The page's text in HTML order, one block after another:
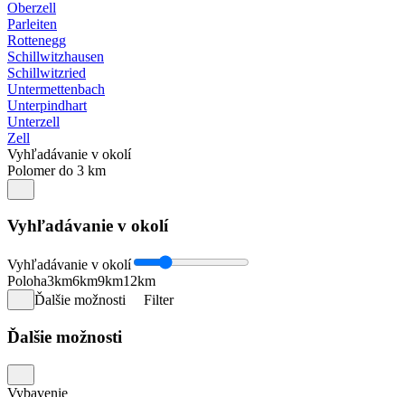
Oberzell
Parleiten
Rottenegg
Schillwitzhausen
Schillwitzried
Untermettenbach
Unterpindhart
Unterzell
Zell
Vyhľadávanie v okolí
Polomer do 3 km
Vyhľadávanie v okolí
Vyhľadávanie v okolí
Poloha3km6km9km12km
Ďalšie možnosti
Filter
Ďalšie možnosti
Vybavenie